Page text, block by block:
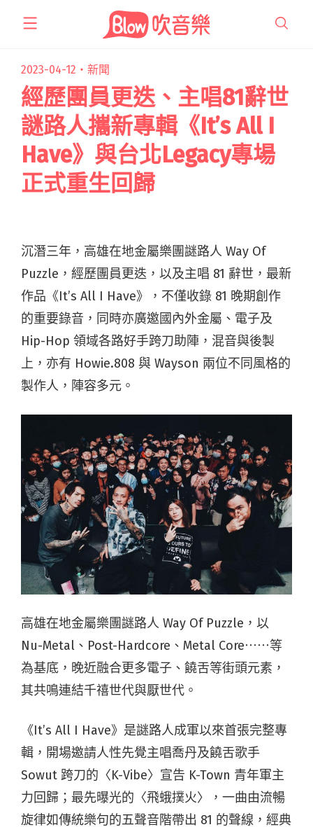
2023-04-12・ 新聞
經歷團員更迭、主唱81辭世
謎路人攜新專輯《It’s All I
Have》與台北Legacy專場
正式重生回歸
沉潛三年，高雄在地金屬樂團謎路人 Way Of
Puzzle，經歷團員更迭，以及主唱 81 辭世，最新
作品《It’s All I Have》，不僅收錄 81 晚期創作
的重要錄音，同時亦廣邀國內外金屬、電子及
Hip-Hop 領域各路好手跨刀助陣，混音與後製
上，亦有 Howie.808 與 Wayson 兩位不同風格的
製作人，陣容多元。
高雄在地金屬樂團謎路人 Way Of Puzzle，以
Nu-Metal、Post-Hardcore、Metal Core⋯⋯等
為基底，晚近融合更多電子、饒舌等街頭元素，
其共鳴連結千禧世代與厭世代。
《It’s All I Have》是謎路人成軍以來首張完整專
輯，開場邀請人性先覺主唱喬丹及饒舌歌手
Sowut 跨刀的〈K-Vibe〉宣告 K-Town 青年軍主
力回歸；最先曝光的〈飛蛾撲火〉，一曲由流暢
旋律如傳統樂句的五聲音階帶出 81 的聲線，經典